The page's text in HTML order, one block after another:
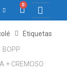
0
Etiquetas
BOPP
+ CREMOSO